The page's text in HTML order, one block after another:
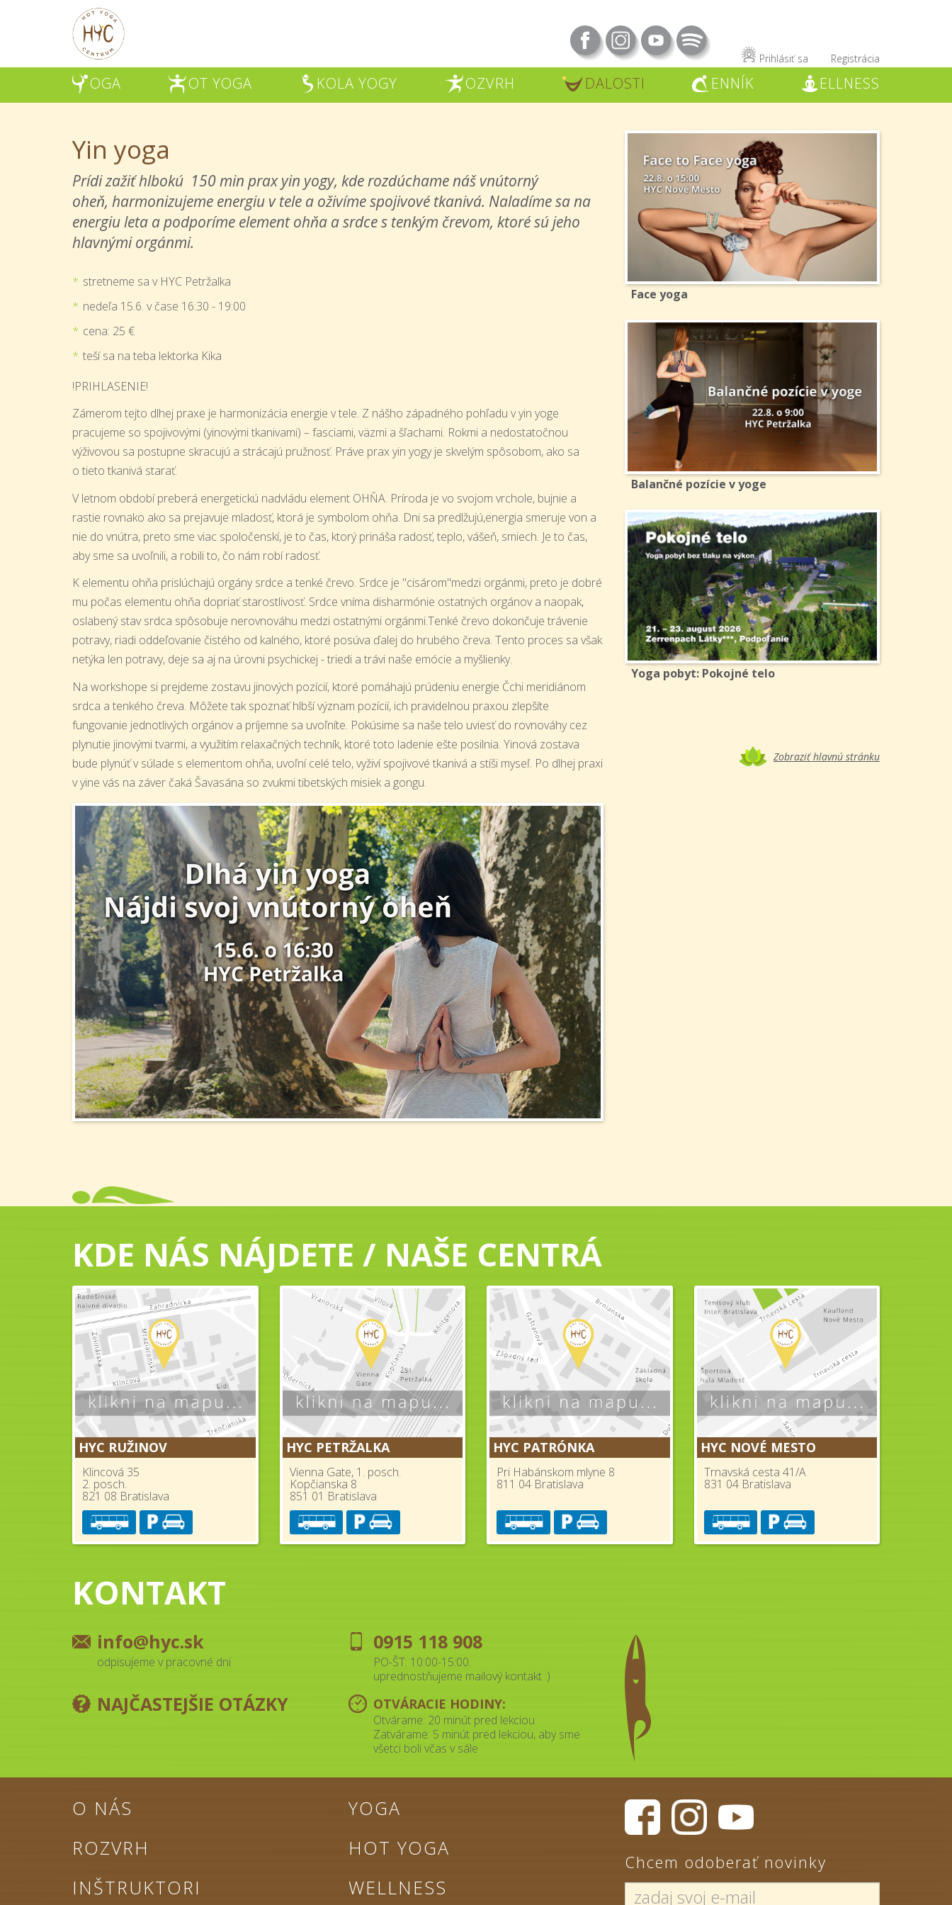
Prihlásiť sa Registrácia
OGA OT YOGA KOLA YOGY OZVRH DALOSTI ENNÍK ELLNESS
Yin yoga
Prídi zažiť hlbokú 150 min prax yin yogy, kde rozdúchame náš vnútorný
oheň, harmonizujeme energiu v tele a oživíme spojivové tkanivá. Naladíme sa na
energiu leta a podporíme element ohňa a srdce s tenkým črevom, ktoré sú jeho
hlavnými orgánmi.
stretneme sa v HYC Petržalka
nedeľa 15.6. v čase 16:30 - 19:00
cena: 25 €
teší sa na teba lektorka Kika
!PRIHLASENIE!
Zámerom tejto dlhej praxe je harmonizácia energie v tele. Z nášho západného pohľadu v yin yoge
pracujeme so spojivovými (yinovými tkanivami) – fasciami, väzmi a šľachami. Rokmi a nedostatočnou
výživovou sa postupne skracujú a strácajú pružnosť. Práve prax yin yogy je skvelým spôsobom, ako sa
o tieto tkanivá starať.
V letnom období preberá energetickú nadvládu element OHŇA. Príroda je vo svojom vrchole, bujnie a
rastie rovnako ako sa prejavuje mladosť, ktorá je symbolom ohňa. Dni sa predlžujú,energia smeruje von a
nie do vnútra, preto sme viac spoločenskí, je to čas, ktorý prináša radosť, teplo, vášeň, smiech. Je to čas,
aby sme sa uvoľnili, a robili to, čo nám robí radosť.
K elementu ohňa prislúchajú orgány srdce a tenké črevo. Srdce je "cisárom"medzi orgánmi, preto je dobré
mu počas elementu ohňa dopriať starostlivosť. Srdce vníma disharmónie ostatných orgánov a naopak,
oslabený stav srdca spôsobuje nerovnováhu medzi ostatnými orgánmi.Tenké črevo dokončuje trávenie
potravy, riadi oddeľovanie čistého od kalného, ktoré posúva ďalej do hrubého čreva. Tento proces sa však
netýka len potravy, deje sa aj na úrovni psychickej - triedi a trávi naše emócie a myšlienky.
Na workshope si prejdeme zostavu jinových pozícií, ktoré pomáhajú prúdeniu energie Čchi meridiánom
srdca a tenkého čreva. Môžete tak spoznať hlbší význam pozícií, ich pravidelnou praxou zlepšíte
fungovanie jednotlivých orgánov a príjemne sa uvoľníte. Pokúsime sa naše telo uviesť do rovnováhy cez
plynutie jinovými tvarmi, a využitím relaxačných techník, ktoré toto ladenie ešte posilnia. Yinová zostava
bude plynúť v súlade s elementom ohňa, uvoľní celé telo, vyživí spojivové tkanivá a stíši myseľ. Po dlhej praxi
v yine vás na záver čaká Šavasána so zvukmi tibetských misiek a gongu.
Face yoga
Balančné pozície v yoge
Yoga pobyt: Pokojné telo
Zobraziť hlavnú stránku
KDE NÁS NÁJDETE / NAŠE CENTRÁ
HYC RUŽINOV
Klincová 35
2. posch.
821 08 Bratislava
HYC PETRŽALKA
Vienna Gate, 1. posch.
Kopčianska 8
851 01 Bratislava
HYC PATRÓNKA
Pri Habánskom mlyne 8
811 04 Bratislava
HYC NOVÉ MESTO
Trnavská cesta 41/A
831 04 Bratislava
KONTAKT
info@hyc.sk
odpisujeme v pracovné dni
NAJČASTEJŠIE OTÁZKY
0915 118 908
PO-ŠT: 10:00-15:00.
uprednostňujeme mailový kontakt :)
OTVÁRACIE HODINY:
Otvárame: 20 minút pred lekciou
Zatvárame: 5 minút pred lekciou, aby sme
všetci boli včas v sále
O NÁS
ROZVRH
INŠTRUKTORI
YOGA
HOT YOGA
WELLNESS
Chcem odoberať novinky